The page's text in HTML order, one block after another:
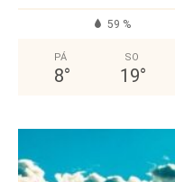
59 %
PÁ
8°
SO
19°